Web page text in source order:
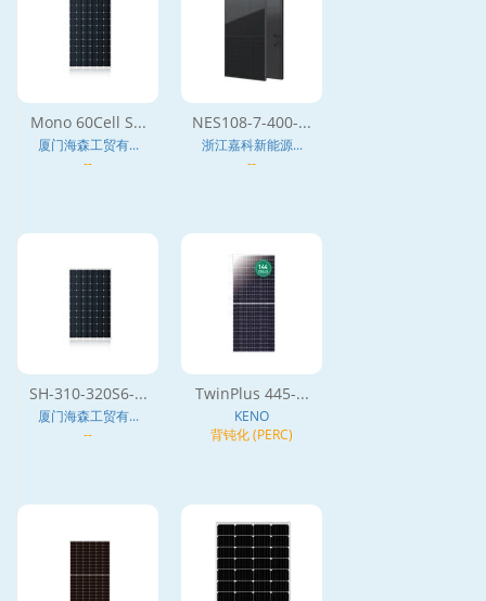
Mono 60Cell S...
厦门海森工贸有...
--
NES108-7-400-...
浙江嘉科新能源...
--
SH-310-320S6-...
厦门海森工贸有...
--
TwinPlus 445-...
KENO
背钝化 (PERC)